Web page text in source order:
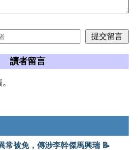
讀者留言
常被免，傳涉李幹傑馬興瑞 📝